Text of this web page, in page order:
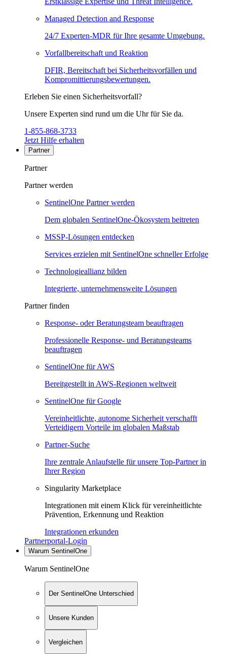
Managed Detection and Response
24/7 Experten-MDR für Ihre gesamte Umgebung.
Vorfallbereitschaft und Reaktion
DFIR, Bereitschaft bei Sicherheitsvorfällen und
Kompromittierungsbewertungen.
Erleben Sie einen Sicherheitsvorfall?
Unsere Experten sind rund um die Uhr für Sie da.
1-855-868-3733
Jetzt Hilfe erhalten
Partner
Partner
Partner werden
SentinelOne Partner werden
Dem globalen SentinelOne-Ökosystem beitreten
MSSP-Lösungen entdecken
Services erzielen mit SentinelOne schneller Erfolge
Technologieallianz bilden
Integrierte, unternehmensweite Lösungen
Partner finden
Response- oder Beratungsteam beauftragen
Professionelle Response- und Beratungsteams
beauftragen
SentinelOne für AWS
Bereitgestellt in AWS-Regionen weltweit
SentinelOne für Google
Vereinheitlichte, autonome Sicherheit verschafft
Verteidigern Vorteile im globalen Maßstab
Partner-Suche
Ihre zentrale Anlaufstelle für unsere Top-Partner in
Ihrer Region
Singularity Marketplace
Integrationen mit einem Klick für vereinheitlichte
Prävention, Erkennung und Reaktion
Integrationen erkunden
Partnerportal-Login
Warum SentinelOne
Warum SentinelOne
Der SentinelOne Unterschied
Unsere Kunden
Vergleichen